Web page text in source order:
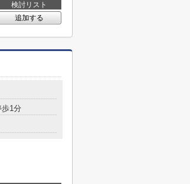
検討リスト
追加する
1分